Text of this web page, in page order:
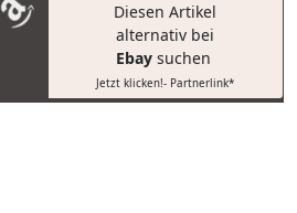
Diesen Artikel
alternativ bei
Ebay suchen
Jetzt klicken!- Partnerlink*